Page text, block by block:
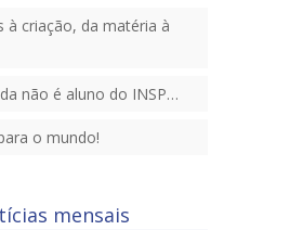
à criação, da matéria à
não é aluno do INSP…
o mundo!
mensais